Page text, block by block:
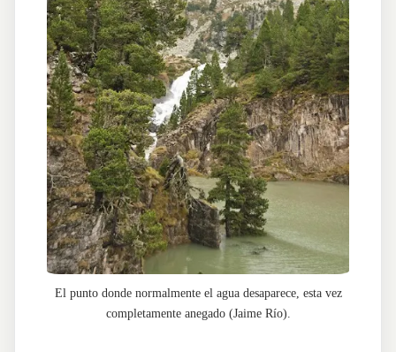
El punto donde normalmente el agua desaparece, esta vez
completamente anegado (Jaime Río).